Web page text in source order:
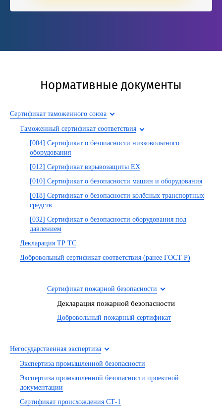
Нормативные документы
Сертификат таможенного союза
Таможенный сертификат соответствия
[004] Сертификат о безопасности низковольтного
оборудования
[012] Сертификат взрывозащиты EX
[010] Сертификат о безопасности машин и оборудования
[018] Сертификат о безопасности колёсных транспортных
средств
[032] Сертификат о безопасности оборудования под
давлением
Декларация ТР ТС
Добровольный сертификат соответствия (ранее ГОСТ Р)
Сертификат пожарной безопасности
Декларация пожарной безопасности
Добровольный пожарный сертификат
Негосударственная экспертиза
Экспертиза промышленной безопасности
Экспертиза промышленной безопасности проектной
документации
Сертификат происхождения СТ-1